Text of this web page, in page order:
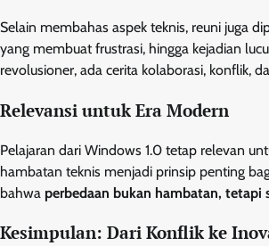
Selain membahas aspek teknis, reuni juga
yang membuat frustrasi, hingga kejadian
revolusioner, ada cerita kolaborasi, konflik,
Relevansi untuk Era Modern
Pelajaran dari Windows 1.0 tetap relevan
hambatan teknis menjadi prinsip penting
bahwa perbedaan bukan hambatan, tetapi
Kesimpulan: Dari Konflik ke